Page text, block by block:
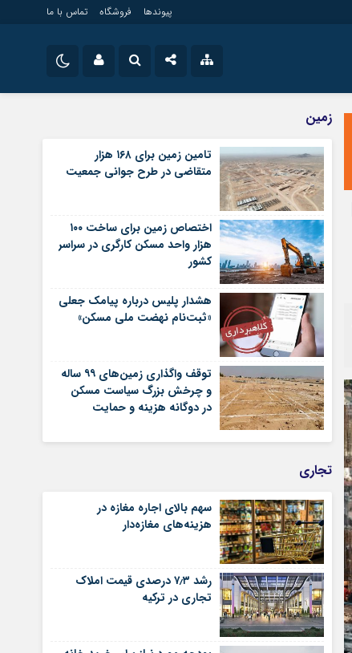
پیوندها فروشگاه تماس با ما
سروش
ایتا
آپارات
اپلیکیشن
رمز عبور
مرا به خاطر بسپار
تجاری
زمین
ساخت و ساز
زمین
تامین زمین برای ۱۶۸ هزار
متقاضی در طرح جوانی جمعیت
اختصاص زمین برای ساخت ۱۰۰
هزار واحد مسکن کارگری در سراسر
کشور
هشدار پلیس درباره پیامک جعلی
«ثبت‌نام نهضت ملی مسکن»
توقف واگذاری زمین‌های ۹۹ ساله
و چرخش بزرگ سیاست مسکن
در دوگانه هزینه و حمایت
تجاری
سهم بالای اجاره‌‌ مغازه در
هزینه‌‌های مغازه‌‌دار
رشد ۷٫۳ درصدی قیمت‌ املاک
تجاری در ترکیه